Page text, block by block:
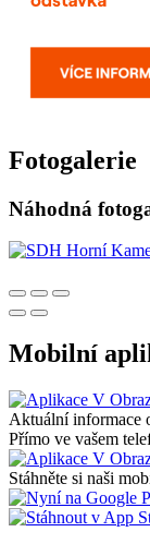
Fotogalerie
Náhodná
Mobilní
Aktuální informace
Přímo ve vašem
Stáhněte si naši